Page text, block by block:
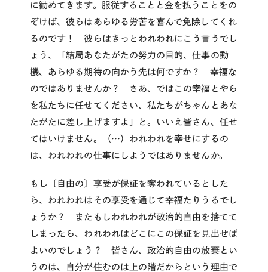
に勧めてきます。服従することと金を払うことをの
ぞけば、彼らはあらゆる労苦を喜んで免除してくれ
るのです！ 彼らはきっとわれわれにこう言うでし
ょう、「結局あなたがたの努力の目的、仕事の動
機、あらゆる期待の向かう先は何ですか？ 幸福な
のではありませんか？ さあ、ではこの幸福とやら
を私たちに任せてください、私たちがちゃんとあな
たがたに差し上げますよ」と。いいえ皆さん、任せ
てはいけません。（…）われわれを幸せにするの
は、われわれの仕事にしようではありませんか。
もし〔自由の〕享受が保証を奪われているとした
ら、われわれはその享受を通じて幸福たりうるでし
ょうか？ またもしわれわれが政治的自由を捨てて
しまったら、われわれはどこにこの保証を見出せば
よいのでしょう？ 皆さん、政治的自由の放棄とい
うのは、自分が住むのは上の階だからという理由で